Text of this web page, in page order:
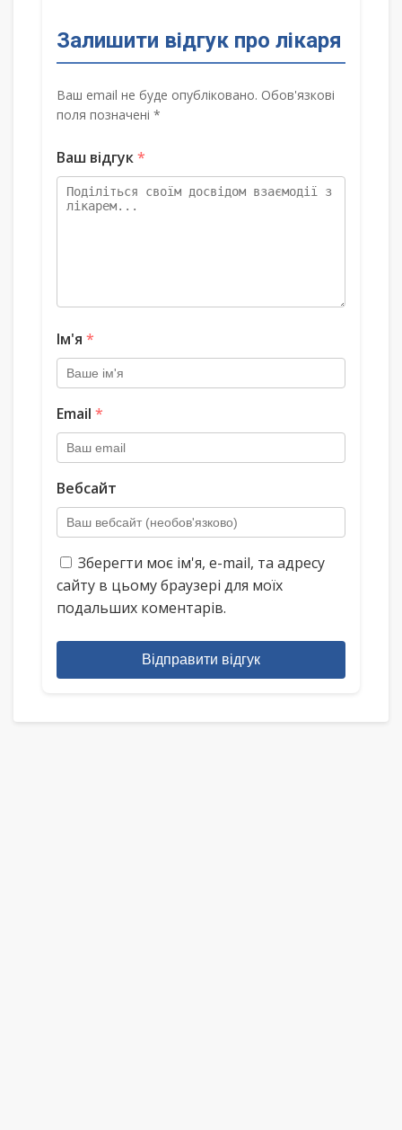
Залишити відгук про лікаря
Ваш email не буде опубліковано. Обов'язкові
поля позначені *
Ваш відгук*
Ім'я *
Email *
Вебсайт
Зберегти моє ім'я, e-mail, та адресу
сайту в цьому браузері для моїх
подальших коментарів.
Відправити відгук